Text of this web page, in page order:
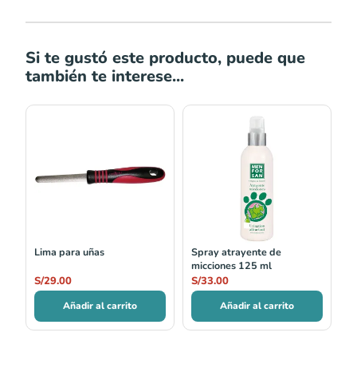
Si te gustó este producto, puede que
también te interese...
Lima para uñas
S/29.00
Añadir al carrito
Spray atrayente de
micciones 125 ml
S/33.00
Añadir al carrito